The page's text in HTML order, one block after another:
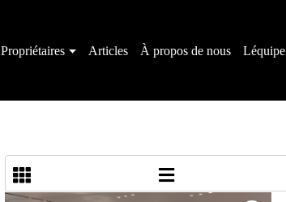
Propriétaires Articles À propos de nous Léquipe